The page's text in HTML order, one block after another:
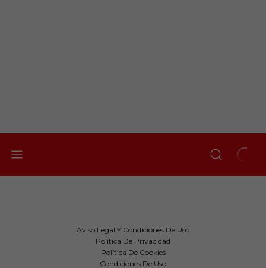
Aviso Legal Y Condiciones De Uso
Política De Privacidad
Política De Cookies
Condiciones De Uso